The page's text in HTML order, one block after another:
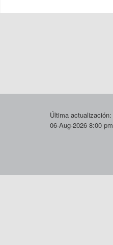
Última actualización:
06-Aug-2026 8:00 pm